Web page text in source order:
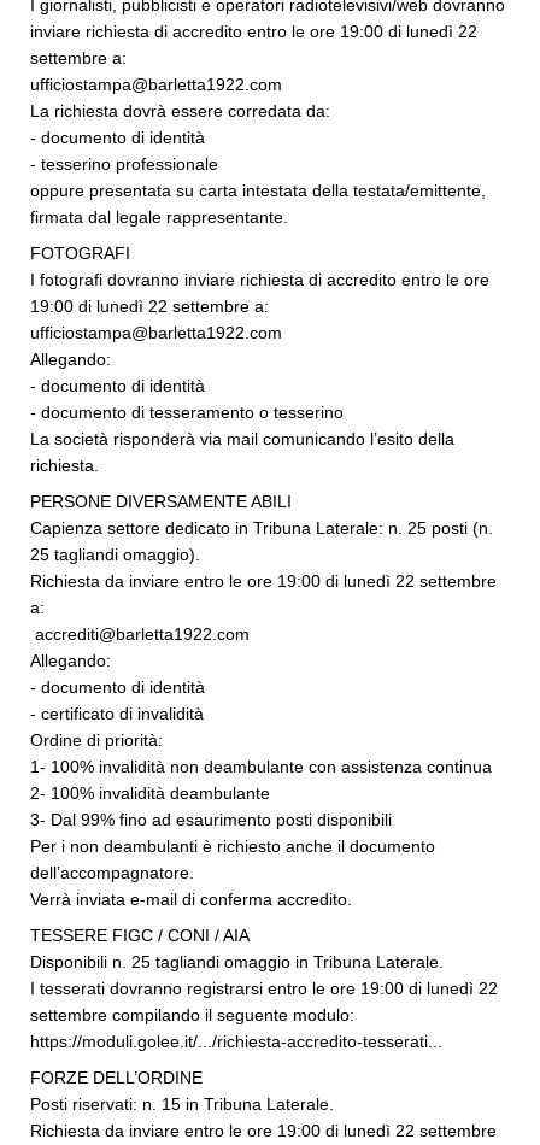
I giornalisti, pubblicisti e operatori radiotelevisivi/web dovranno
inviare richiesta di accredito entro le ore 19:00 di lunedì 22
settembre a:
ufficiostampa@barletta1922.com
La richiesta dovrà essere corredata da:
- documento di identità
- tesserino professionale
oppure presentata su carta intestata della testata/emittente,
firmata dal legale rappresentante.
FOTOGRAFI
I fotografi dovranno inviare richiesta di accredito entro le ore
19:00 di lunedì 22 settembre a:
ufficiostampa@barletta1922.com
Allegando:
- documento di identità
- documento di tesseramento o tesserino
La società risponderà via mail comunicando l’esito della
richiesta.
PERSONE DIVERSAMENTE ABILI
Capienza settore dedicato in Tribuna Laterale: n. 25 posti (n.
25 tagliandi omaggio).
Richiesta da inviare entro le ore 19:00 di lunedì 22 settembre
a:
accrediti@barletta1922.com
Allegando:
- documento di identità
- certificato di invalidità
Ordine di priorità:
1- 100% invalidità non deambulante con assistenza continua
2- 100% invalidità deambulante
3- Dal 99% fino ad esaurimento posti disponibili
Per i non deambulanti è richiesto anche il documento
dell’accompagnatore.
Verrà inviata e-mail di conferma accredito.
TESSERE FIGC / CONI / AIA
Disponibili n. 25 tagliandi omaggio in Tribuna Laterale.
I tesserati dovranno registrarsi entro le ore 19:00 di lunedì 22
settembre compilando il seguente modulo:
https://moduli.golee.it/.../richiesta-accredito-tesserati...
FORZE DELL’ORDINE
Posti riservati: n. 15 in Tribuna Laterale.
Richiesta da inviare entro le ore 19:00 di lunedì 22 settembre